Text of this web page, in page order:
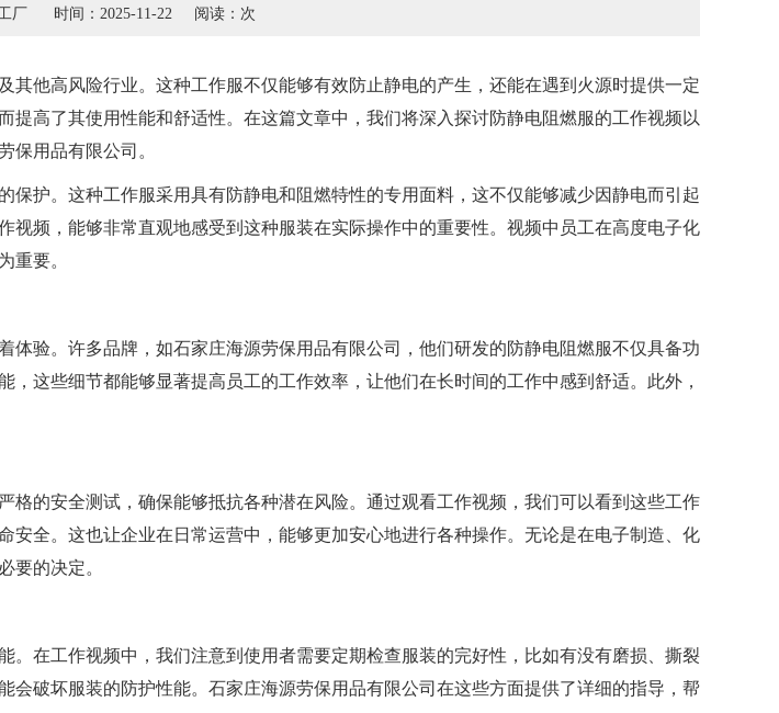
厂 时间：2025-11-22 阅读： 次
他高风险行业。这种工作服不仅能够有效防止静电的产生，还能在遇到火源时提供一定
高了其使用性能和舒适性。在这篇文章中，我们将深入探讨防静电阻燃服的工作视频以
用品有限公司。
护。这种工作服采用具有防静电和阻燃特性的专用面料，这不仅能够减少因静电而引起
频，能够非常直观地感受到这种服装在实际操作中的重要性。视频中员工在高度电子化
重要。
验。许多品牌，如石家庄海源劳保用品有限公司，他们研发的防静电阻燃服不仅具备功
这些细节都能够显著提高员工的工作效率，让他们在长时间的工作中感到舒适。此外，
的安全测试，确保能够抵抗各种潜在风险。通过观看工作视频，我们可以看到这些工作
全。这也让企业在日常运营中，能够更加安心地进行各种操作。无论是在电子制造、化
要的决定。
在工作视频中，我们注意到使用者需要定期检查服装的完好性，比如有没有磨损、撕裂
破坏服装的防护性能。石家庄海源劳保用品有限公司在这些方面提供了详细的指导，帮